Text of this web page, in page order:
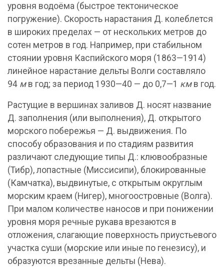
уровня водоёма (быстрое тектоническое
погружение). Скорость нарастания Д. колеблется
в широких пределах — от нескольких метров до
сотен метров в год. Например, при стабильном
стоянии уровня Каспийского моря (1863—1914)
линейное нарастание дельты Волги составляло
94 мв год; за период 1930—40 — до 0,7—1 кмв год.
Растущие в вершинах заливов Д. носят название
Д. заполнения (или выполнения), Д. открытого
морского побережья — Д. выдвижения. По
способу образования и по стадиям развития
различают следующие типы Д.: клювообразные
(Тибр), лопастные (Миссисипи), блокированные
(Камчатка), выдвинутые, с открытым округлым
морским краем (Нигер), многоостровные (Волга).
При малом количестве наносов и при понижении
уровня моря речные рукава врезаются в
отложения, слагающие поверхность приустьевого
участка суши (морские или иные по генезису), и
образуются врезанные дельты (Нева).